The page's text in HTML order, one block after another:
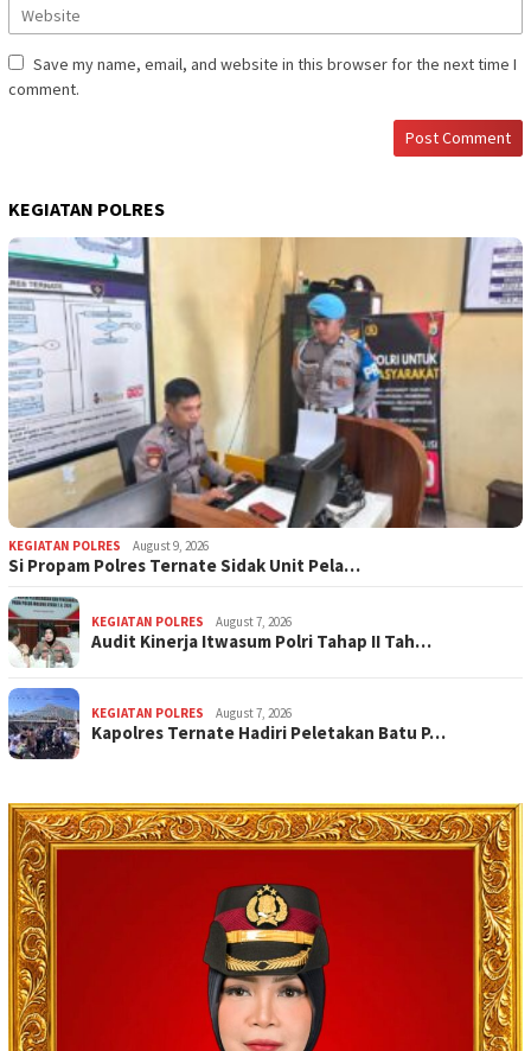
Save my name, email, and website in this browser for the next time I
comment.
KEGIATAN POLRES
KEGIATAN POLRES August 9, 2026
Si Propam Polres Ternate Sidak Unit Pela…
KEGIATAN POLRES August 7, 2026
Audit Kinerja Itwasum Polri Tahap II Tah…
KEGIATAN POLRES August 7, 2026
Kapolres Ternate Hadiri Peletakan Batu P…